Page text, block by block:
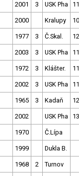
2001 3 USK Pha
2000 Kralupy
1977 3 Č.Skal.
2003 3 USK Pha
1972 3 Klášter.
2002 3 USK Pha
1965 3 Kadaň
2002 USK Pha
1970 Č.Lípa
1999 Dukla B.
1968 2 Turnov